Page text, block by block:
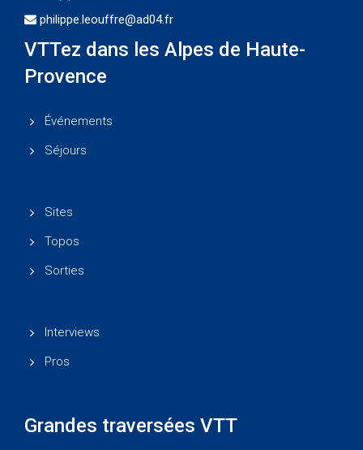
philippe.leouffre@ad04.fr
VTTez dans les Alpes de Haute-
Provence
Événements
Séjours
Sites
Topos
Sorties
Interviews
Pros
Grandes traversées VTT